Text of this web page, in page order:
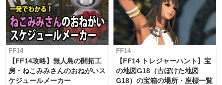
FF14
【FF14攻略】無人島の開拓工
房・ねこみみさんのおねがいス
ケジュールメーカー
FF14
【FF14 トレジャーハント】宝
の地図G18（古ぼけた地図
G18）の宝箱の場所・座標一覧